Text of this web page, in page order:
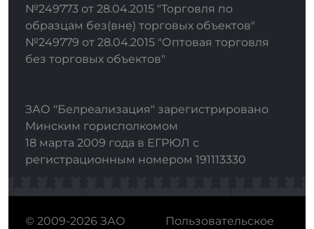
№249773 от 28.04.2015 "Торговля по
образцам без(вне) торговых объектов"
№249779 от 28.04.2015 "Оптовая торговля
без торговых объектов"
ЗАО "Белреализация" зарегистрировано
Минским горисполкомом
18 марта 2009 года в ЕГРЮЛ с
регистрационным номером 191113330
© 2009-2026 ЗАО
Пользовательское